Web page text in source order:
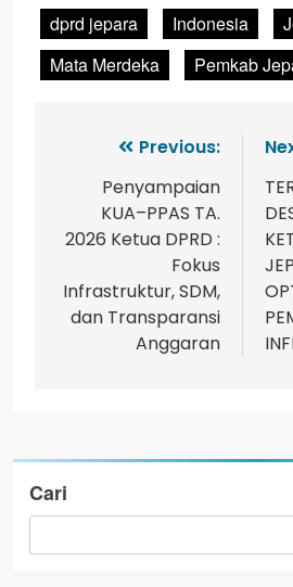
dprd jepara
Indonesia
Mata Merdeka
Pemkab
Previous:
Penyampaian
KUA–PPAS TA.
2026 Ketua DPRD :
Fokus
Infrastruktur, SDM,
dan Transparansi
Anggaran
Cari